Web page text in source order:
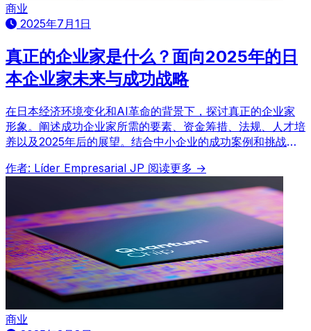
商业
2025年7月1日
真正的企业家是什么？面向2025年的日
本企业家未来与成功战略
在日本经济环境变化和AI革命的背景下，探讨真正的企业家
形象。阐述成功企业家所需的要素、资金筹措、法规、人才培
养以及2025年后的展望。结合中小企业的成功案例和挑战，
作者: Líder Empresarial JP 阅读更多 →
商业